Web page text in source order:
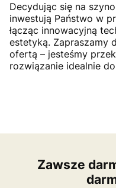
Decydując się na
inwestują Państwo w
łącząc innowacyjną
estetyką. Zapraszamy
ofertą – jesteśmy
rozwiązanie idealnie
Zawsze